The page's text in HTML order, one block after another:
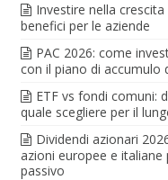
Investire nella
benefici per le aziende
PAC 2026: come
con il piano di accumulo
ETF vs fondi comuni:
quale scegliere per il
Dividendi azionari
azioni europee e italiane
passivo